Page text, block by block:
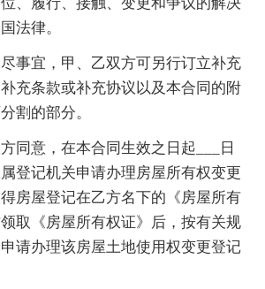
、履行、接触、变更和争议的解决
法律。
事宜，甲、乙双方可另行订立补充
充条款或补充协议以及本合同的附
割的部分。
同意，在本合同生效之日起___日
登记机关申请办理房屋所有权变更
房屋登记在乙方名下的《房屋所有
取《房屋所有权证》后，按有关规
请办理该房屋土地使用权变更登记